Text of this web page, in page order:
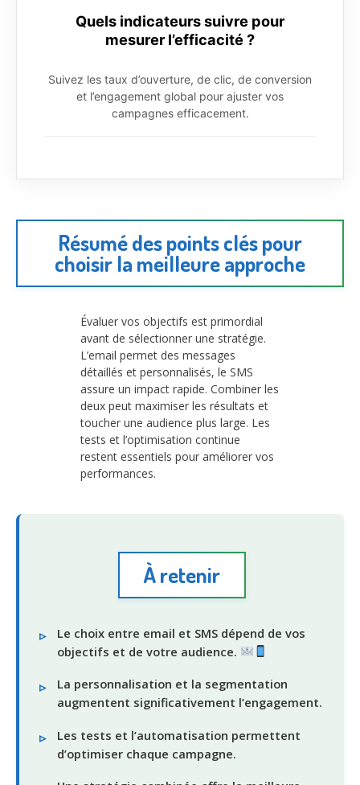
Quels indicateurs suivre pour
mesurer l’efficacité ?
Suivez les taux d’ouverture, de clic, de conversion
et l’engagement global pour ajuster vos
campagnes efficacement.
Résumé des points clés pour
choisir la meilleure approche
Évaluer vos objectifs est primordial
avant de sélectionner une stratégie.
L’email permet des messages
détaillés et personnalisés, le SMS
assure un impact rapide. Combiner les
deux peut maximiser les résultats et
toucher une audience plus large. Les
tests et l’optimisation continue
restent essentiels pour améliorer vos
performances.
À retenir
Le choix entre email et SMS dépend de vos
objectifs et de votre audience.
La personnalisation et la segmentation
augmentent significativement l’engagement.
Les tests et l’automatisation permettent
d’optimiser chaque campagne.